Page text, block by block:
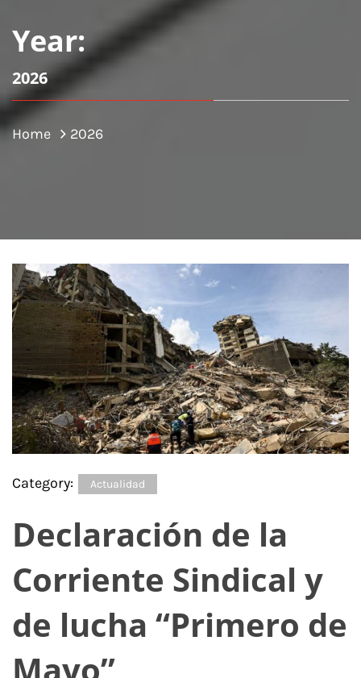
Year:
2026
Home 2026
Category: Actualidad
Declaración de la
Corriente Sindical y
de lucha “Primero de